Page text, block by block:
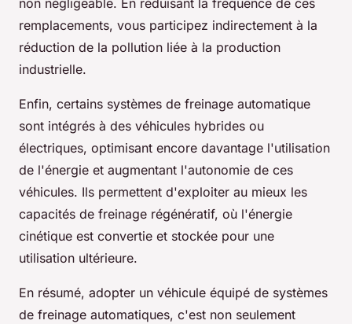
non négligeable. En réduisant la fréquence de ces
remplacements, vous participez indirectement à la
réduction de la pollution liée à la production
industrielle.
Enfin, certains systèmes de freinage automatique
sont intégrés à des véhicules hybrides ou
électriques, optimisant encore davantage l'utilisation
de l'énergie et augmentant l'autonomie de ces
véhicules. Ils permettent d'exploiter au mieux les
capacités de freinage régénératif, où l'énergie
cinétique est convertie et stockée pour une
utilisation ultérieure.
En résumé, adopter un véhicule équipé de systèmes
de freinage automatiques, c'est non seulement